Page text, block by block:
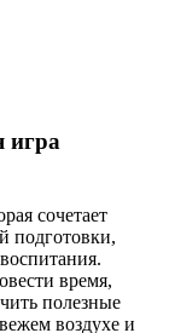
игра
сочетает
подготовки,
время,
полезные
воздухе и